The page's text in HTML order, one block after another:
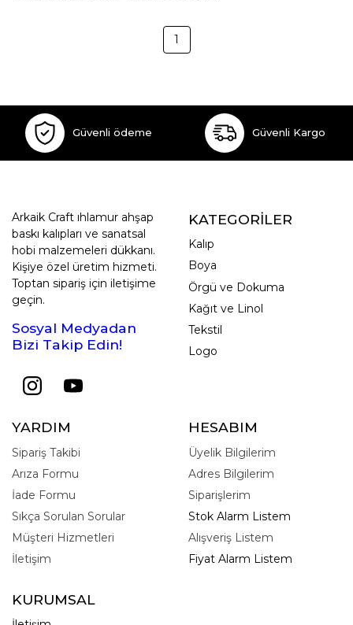
1
Güvenli ödeme Güvenli Kargo
Arkaik Craft ıhlamur ahşap
baskı kalıpları ve sanatsal
hobi malzemeleri dükkanı.
Kişiye özel üretim hizmeti.
Toptan sipariş için iletişime
geçin.
Sosyal Medyadan
Bizi Takip Edin!
KATEGORİLER
Kalıp
Boya
Örgü ve Dokuma
Kağıt ve Linol
Tekstil
Logo
YARDIM
Sipariş Takibi
Arıza Formu
İade Formu
Sıkça Sorulan Sorular
Müşteri Hizmetleri
İletişim
HESABIM
Üyelik Bilgilerim
Adres Bilgilerim
Siparişlerim
Stok Alarm Listem
Alışveriş Listem
Fiyat Alarm Listem
KURUMSAL